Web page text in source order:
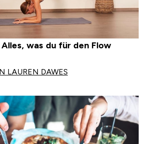
Alles, was du für den Flow
LAUREN DAWES